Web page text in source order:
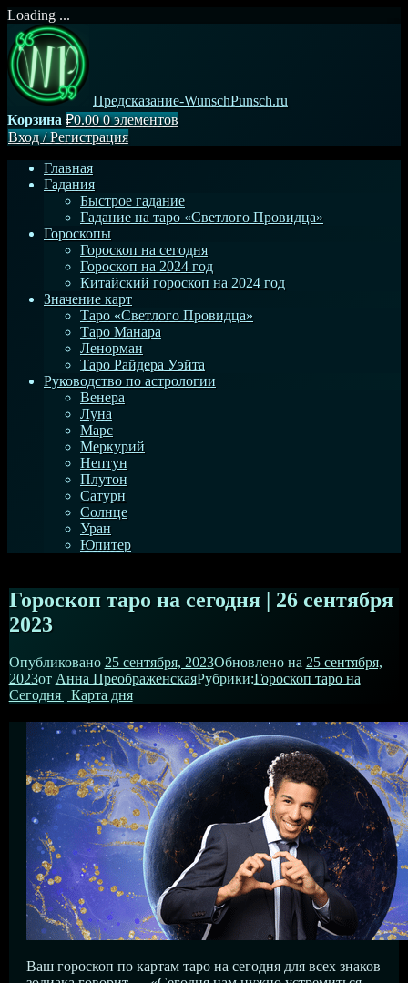
Loading ...
Перейти
к
содержимому
Предсказание-WunschPunsch.ru
Корзина ₽0.000 элементов
Вход/Регистрация
Главная
Гадания
Быстрое гадание
Гадание на таро «Светлого Провидца»
Гороскопы
Гороскоп на сегодня
Гороскоп на 2024 год
Китайский гороскоп на 2024 год
Значение карт
Таро «Светлого Провидца»
Таро Манара
Ленорман
Таро Райдера Уэйта
Руководство по астрологии
Венера
Луна
Марс
Меркурий
Нептун
Плутон
Сатурн
Солнце
Уран
Юпитер
Гороскоп таро на сегодня | 26 сентября
2023
Опубликовано 25 сентября, 2023Обновлено на 25 сентября,
2023от Анна ПреображенскаяРубрики:Гороскоп таро на
Сегодня | Карта дня
Ваш гороскоп по картам таро на сегодня для всех знаков